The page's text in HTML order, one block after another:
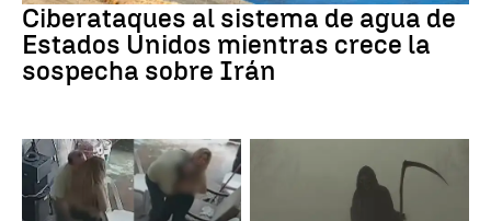
Ciberataques al sistema de agua de
Estados Unidos mientras crece la
sospecha sobre Irán